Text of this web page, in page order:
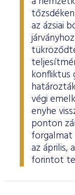
az ázsiai
konfliktus
végi
enyhe
ponton
az április,
forintot